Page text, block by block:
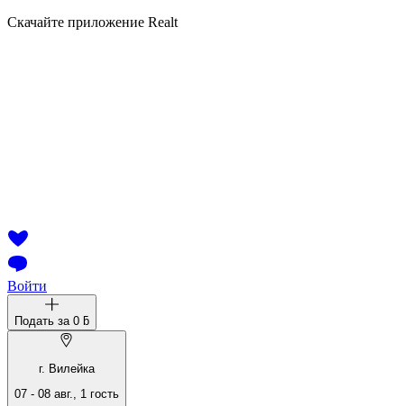
Скачайте приложение Realt
Войти
Подать за 0 ƃ
г. Вилейка
07 - 08 авг., 1 гость